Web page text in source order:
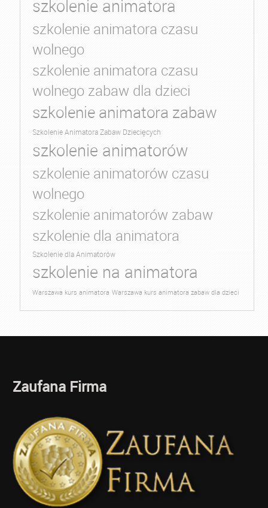
szkolenie animatora
szkolenie animatora czasu
wolnego
szkolenie animatora czasu
wolnego zabaw dla dzieci
szkolenie animatora zabaw
Szkolenie Animatora Zabaw Dziecięcych
szkolenie animatorów
szkolenie animatorów czasu
wolnego
szkolenie animatorów zabaw
szkolenie dla animatora
Szkolenie dla Animatorów
szkolenie na animatora
Warszawa kurs animatora Warszawa kurs animatora zabaw dla dzieci
Zaufana Firma